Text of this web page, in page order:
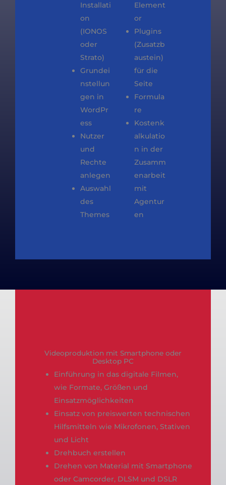
Installati
on
(IONOS
oder
Strato)
Grundei
nstellun
gen in
WordPr
ess
Nutzer
und
Rechte
anlegen
Auswahl
des
Themes
Element
or
Plugins
(Zusatzb
austein)
für die
Seite
Formula
re
Kostenk
alkulatio
n in der
Zusamm
enarbeit
mit
Agentur
en
Videoproduktion mit Smartphone oder
Desktop PC
Einführung in das digitale Filmen,
wie Formate, Größen und
Einsatzmöglichkeiten
Einsatz von preiswerten technischen
Hilfsmitteln wie Mikrofonen, Stativen
und Licht
Drehbuch erstellen
Drehen von Material mit Smartphone
oder Camcorder, DLSM und DSLR